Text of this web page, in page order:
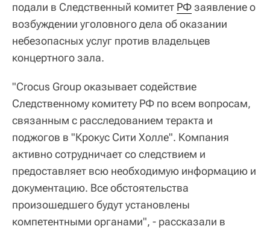
подали в Следственный комитет РФзаявление о
возбуждении уголовного дела об оказании
небезопасных услуг против владельцев
концертного зала.
"Crocus Group оказывает содействие
Следственному комитету РФ по всем вопросам,
связанным с расследованием теракта и
поджогов в "Крокус Сити Холле". Компания
активно сотрудничает со следствием и
предоставляет всю необходимую информацию и
документацию. Все обстоятельства
произошедшего будут установлены
компетентными органами", - рассказали в